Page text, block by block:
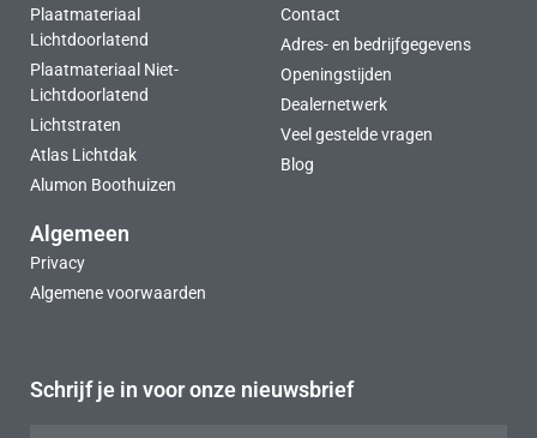
Plaatmateriaal
Lichtdoorlatend
Plaatmateriaal Niet-
Lichtdoorlatend
Lichtstraten
Atlas Lichtdak
Alumon Boothuizen
Algemeen
Privacy
Algemene voorwaarden
Contact
Adres- en bedrijfgegevens
Openingstijden
Dealernetwerk
Veel gestelde vragen
Blog
Schrijf je in voor onze nieuwsbrief